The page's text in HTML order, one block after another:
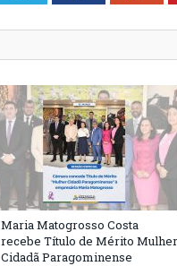
Maria Matogrosso Costa
recebe Título de Mérito Mulher
Cidadã Paragominense